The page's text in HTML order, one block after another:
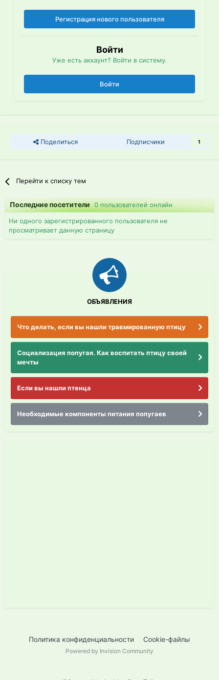
Регистрация нового пользователя
Войти
Уже есть аккаунт? Войти в систему.
Войти
Поделиться Подписчики 1
Перейти к списку тем
Последние посетители0 пользователей онлайн
Ни одного зарегистрированного пользователя не
просматривает данную страницу
ОБЪЯВЛЕНИЯ
Что делать, если вы нашли травмированную птицу
Социализация попугая. Как воспитать птицу своей
мечты
Если вы нашли птенца
Необходимые компоненты питания попугаев
Политика конфиденциальности Cookie-файлы
Powered by Invision Community